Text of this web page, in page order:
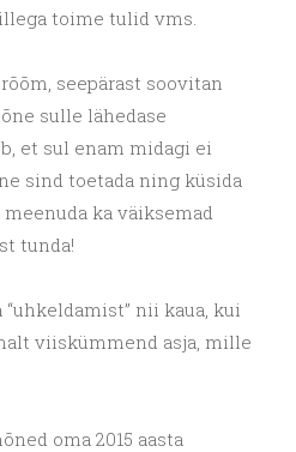
toime tulid vms.
seepärast soovitan
sulle lähedase
et sul enam midagi ei
sind toetada ning küsida
meenuda ka väiksemad
tunda!
nii kaua, kui
viiskümmend asja, mille
oma 2015 aasta